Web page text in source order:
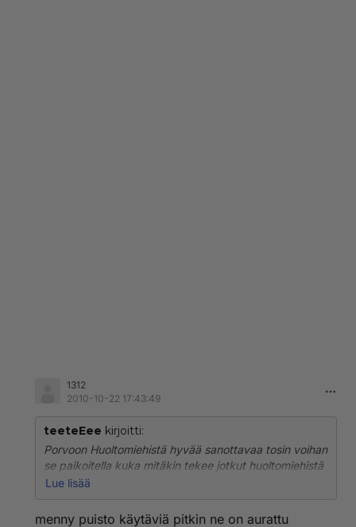
1312
2010-10-22 17:43:49
teeteEee kirjoitti:
Porvoon Huoltomiehistä hyvää sanottavaa tosin voihan
se paikoitella kuka mitäkin tekee jotkut huoltomiehistä
voi käyttäytyä jopa sopimattoman luvattomasti.
torstaina ennustaa lumimyrskyä sunnuntaiksi
Lue lisää
menny puisto käytäviä pitkin ne on aurattu